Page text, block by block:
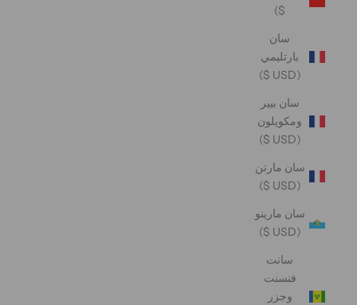
$)
سان
بارتليمي
(USD $)
سان بيير
ومكويلون
(USD $)
سان مارتن
(USD $)
سان مارينو
(USD $)
سانت
فنسنت
وجزر